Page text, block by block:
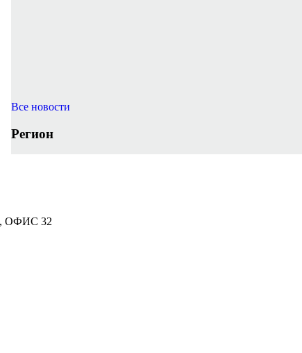
Все новости
Регион
1, ОФИС 32